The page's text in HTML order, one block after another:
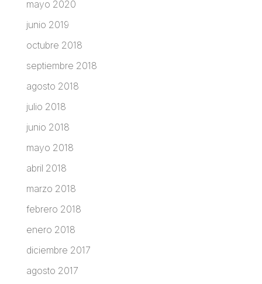
mayo 2020
junio 2019
octubre 2018
septiembre 2018
agosto 2018
julio 2018
junio 2018
mayo 2018
abril 2018
marzo 2018
febrero 2018
enero 2018
diciembre 2017
agosto 2017